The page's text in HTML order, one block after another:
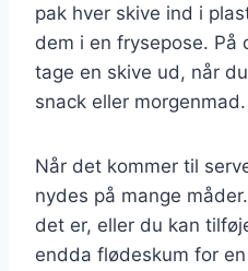
pak hver skive ind i
dem i en frysepose. På
tage en skive ud, når
snack eller morgenmad.
Når det kommer til
nydes på mange
det er, eller du kan
endda flødeskum for